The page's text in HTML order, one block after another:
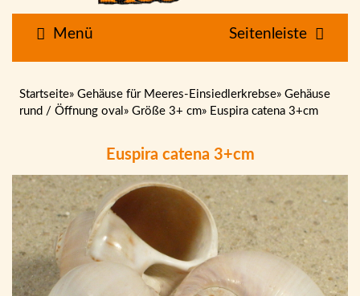
Menü Seitenleiste
Startseite» Gehäuse für Meeres-Einsiedlerkrebse» Gehäuse
rund / Öffnung oval » Größe 3+ cm» Euspira catena 3+cm
Euspira catena 3+cm